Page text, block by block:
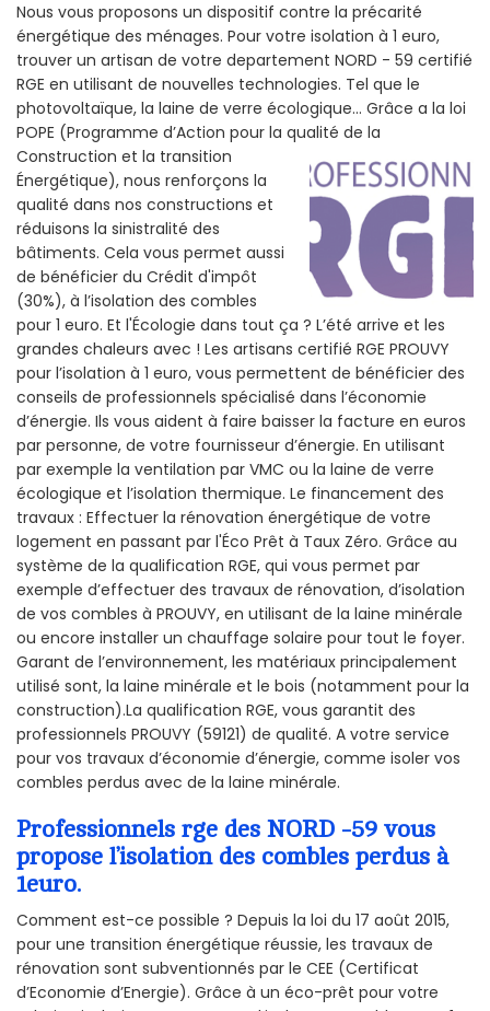
Nous vous proposons un dispositif contre la précarité
énergétique des ménages. Pour votre isolation à 1 euro,
trouver un artisan de votre departement NORD - 59 certifié
RGE en utilisant de nouvelles technologies. Tel que le
photovoltaïque, la laine de verre écologique... Grâce a la loi
POPE (Programme d’Action pour la qualité de la
Construction et la transition
Énergétique), nous renforçons la
qualité dans nos constructions et
réduisons la sinistralité des
bâtiments. Cela vous permet aussi
de bénéficier du Crédit d'impôt
(30%), à l’isolation des combles
pour 1 euro. Et l'Écologie dans tout ça ? L’été arrive et les
grandes chaleurs avec ! Les artisans certifié RGE PROUVY
pour l’isolation à 1 euro, vous permettent de bénéficier des
conseils de professionnels spécialisé dans l’économie
d’énergie. Ils vous aident à faire baisser la facture en euros
par personne, de votre fournisseur d’énergie. En utilisant
par exemple la ventilation par VMC ou la laine de verre
écologique et l’isolation thermique. Le financement des
travaux : Effectuer la rénovation énergétique de votre
logement en passant par l'Éco Prêt à Taux Zéro. Grâce au
système de la qualification RGE, qui vous permet par
exemple d’effectuer des travaux de rénovation, d’isolation
de vos combles à PROUVY, en utilisant de la laine minérale
ou encore installer un chauffage solaire pour tout le foyer.
Garant de l’environnement, les matériaux principalement
utilisé sont, la laine minérale et le bois (notamment pour la
construction).La qualification RGE, vous garantit des
professionnels PROUVY (59121) de qualité. A votre service
pour vos travaux d’économie d’énergie, comme isoler vos
combles perdus avec de la laine minérale.
Professionnels rge des NORD -59 vous
propose l’isolation des combles perdus à
1euro.
Comment est-ce possible ? Depuis la loi du 17 août 2015,
pour une transition énergétique réussie, les travaux de
rénovation sont subventionnés par le CEE (Certificat
d’Economie d’Energie). Grâce à un éco-prêt pour votre